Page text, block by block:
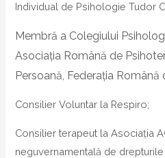
Individual de Psihologie Tudor
Membră a Colegiului
Asociaţia Română de
Persoană, Federaţia Română
Consilier Voluntar la Respiro;
Consilier terapeut la Asociația
neguvernamentală de